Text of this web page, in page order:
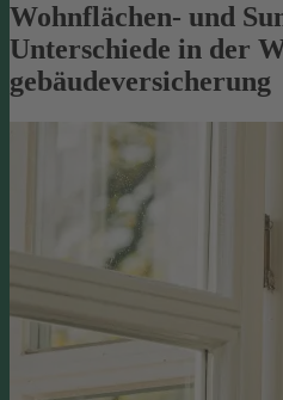
Wohnflächen- und
Unterschiede in der
gebäudeversicherung